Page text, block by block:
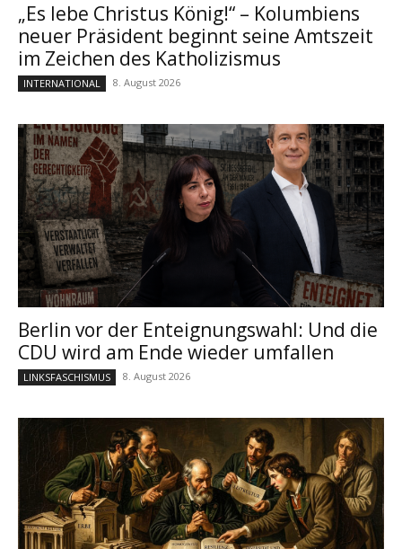
„Es lebe Christus König!“ – Kolumbiens
neuer Präsident beginnt seine Amtszeit
im Zeichen des Katholizismus
INTERNATIONAL 8. August 2026
Berlin vor der Enteignungswahl: Und die
CDU wird am Ende wieder umfallen
LINKSFASCHISMUS 8. August 2026